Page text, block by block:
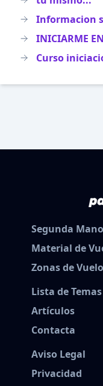
Informacion
INICIARME
Curso
Segunda Mano
Material de
Zonas de Vuelo
Lista de Temas
Artículos
Contacta
Aviso Legal
Privacidad